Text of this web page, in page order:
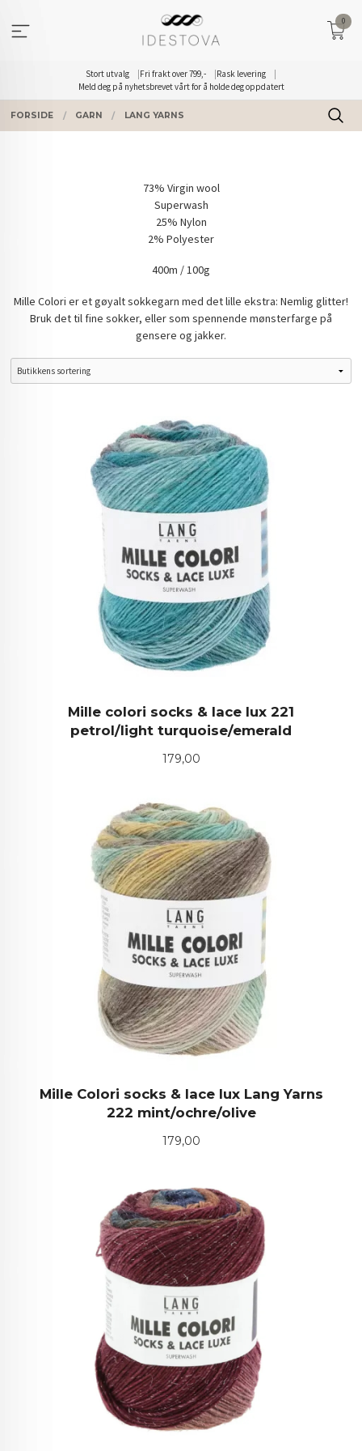
innholdet
Stort utvalg Fri frakt over 799,-
Rask levering
Meld deg på nyhetsbrevet vårt for å holde deg oppdatert
0
FORSIDE GARN LANG YARNS
73% Virgin wool
Superwash
25% Nylon
2% Polyester
400m / 100g
Mille Colori er et gøyalt sokkegarn med det lille ekstra: Nemlig glitter!
Bruk det til fine sokker, eller som spennende mønsterfarge på
gensere og jakker.
Mille colori socks & lace lux 221
petrol/light turquoise/emerald
Pris
179,00
Mille Colori socks & lace lux Lang Yarns
222 mint/ochre/olive
Pris
179,00